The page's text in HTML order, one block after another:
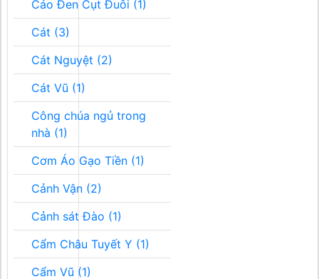
Cáo Đen Cụt Đuôi (1)
Cát (3)
Cát Nguyệt (2)
Cát Vũ (1)
Công chúa ngủ trong
nhà (1)
Cơm Áo Gạo Tiền (1)
Cảnh Vận (2)
Cảnh sát Đào (1)
Cẩm Châu Tuyết Y (1)
Cẩm Vũ (1)